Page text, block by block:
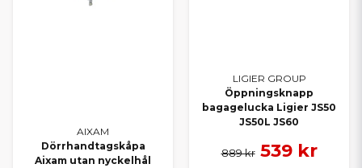
AIXAM
Dörrhandtagskåpa
Aixam utan nyckelhål
LIGIER GROUP
Öppningsknapp
bagagelucka Ligier JS50
JS50L JS60
889 kr 539 kr